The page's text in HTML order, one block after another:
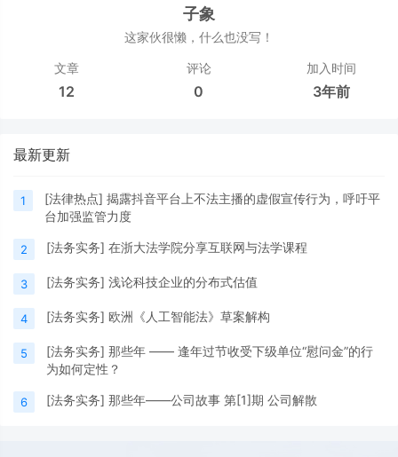
子象
这家伙很懒，什么也没写！
文章
12
评论
0
加入时间
3年前
最新更新
1 [法律热点] 揭露抖音平台上不法主播的虚假宣传行为，呼吁平
台加强监管力度
2 [法务实务] 在浙大法学院分享互联网与法学课程
3 [法务实务] 浅论科技企业的分布式估值
4 [法务实务] 欧洲《人工智能法》草案解构
5 [法务实务] 那些年 —— 逢年过节收受下级单位“慰问金”的行
为如何定性？
6 [法务实务] 那些年——公司故事 第[1]期 公司解散